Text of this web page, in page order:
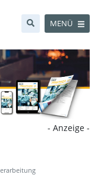
MENÜ
- Anzeige -